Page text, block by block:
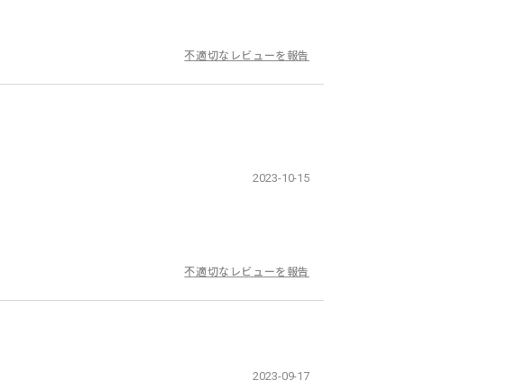
不適切なレビューを報告
2023-10-15
不適切なレビューを報告
2023-09-17